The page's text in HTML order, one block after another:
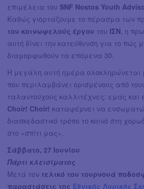
επιμέλεια του SNF Nostos Youth
Καθώς γιορτάζουμε το πέρασμα των
του κοινωφελούς έργου του ΙΣΝ , η
αυτή δίνει την κατεύθυνση για το πώς
διαμορφωθούν τα επόμενα 30.
Η μεγάλη αυτή ημέρα ολοκληρώνεται
που περιλαμβάνει ορισμένους από
ταλαντούχους καλλιτέχνες: εμάς και
Choir! Choir! καταφέρνει να
διασκεδαστικό τρόπο το κοινό στη
στο «σπίτι μας».
Σάββατο, 27 Ιουνίου
Πάρτι κλεισίματος
Μετά τον τελικό του τουρνουά
παραστάσεις της Εθνικής Λυρικής